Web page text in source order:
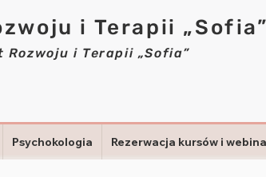
i Terapii „Sofia”
i Terapii „Sofia”
Psychokologia Rezerwacja kursów i